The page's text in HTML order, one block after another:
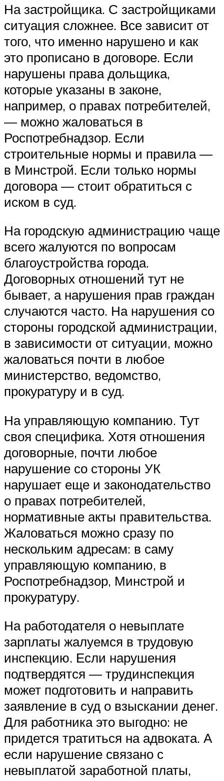
На застройщика. С застройщиками
ситуация сложнее. Все зависит от
того, что именно нарушено и как
это прописано в договоре. Если
нарушены права дольщика,
которые указаны в законе,
например, о правах потребителей,
— можно жаловаться в
Роспотребнадзор. Если
строительные нормы и правила —
в Минстрой. Если только нормы
договора — стоит обратиться с
иском в суд.
На городскую администрацию чаще
всего жалуются по вопросам
благоустройства города.
Договорных отношений тут не
бывает, а нарушения прав граждан
случаются часто. На нарушения со
стороны городской администрации,
в зависимости от ситуации, можно
жаловаться почти в любое
министерство, ведомство,
прокуратуру и в суд.
На управляющую компанию. Тут
своя специфика. Хотя отношения
договорные, почти любое
нарушение со стороны УК
нарушает еще и законодательство
о правах потребителей,
нормативные акты правительства.
Жаловаться можно сразу по
нескольким адресам: в саму
управляющую компанию, в
Роспотребнадзор, Минстрой и
прокуратуру.
На работодателя о невыплате
зарплаты жалуемся в трудовую
инспекцию. Если нарушения
подтвердятся — трудинспекция
может подготовить и направить
заявление в суд о взыскании денег.
Для работника это выгодно: не
придется тратиться на адвоката. А
если нарушение связано с
невыплатой заработной платы,